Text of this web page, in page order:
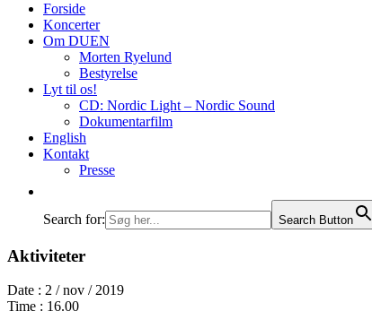
Forside
Koncerter
Om DUEN
Morten Ryelund
Bestyrelse
Lyt til os!
CD: Nordic Light – Nordic Sound
Dokumentarfilm
English
Kontakt
Presse
Search for: Search Button
Aktiviteter
Date : 2 / nov / 2019
Time : 16.00